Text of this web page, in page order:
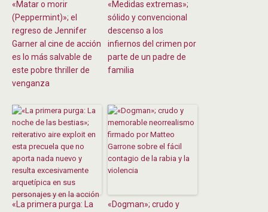
«Matar o morir
(Peppermint)»; el
regreso de Jennifer
Garner al cine de acción
es lo más salvable de
este pobre thriller de
venganza
«Medidas extremas»;
sólido y convencional
descenso a los
infiernos del crimen por
parte de un padre de
familia
«La primera purga: La
«Dogman»; crudo y